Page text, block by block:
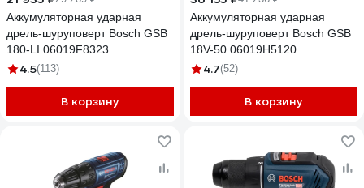
Аккумуляторная ударная
дрель-шуруповерт Bosch GSB
180-LI 06019F8323
4.5(113)
В корзину
Аккумуляторная ударная
дрель-шуруповерт Bosch GSB
18V-50 06019H5120
4.7(52)
В корзину